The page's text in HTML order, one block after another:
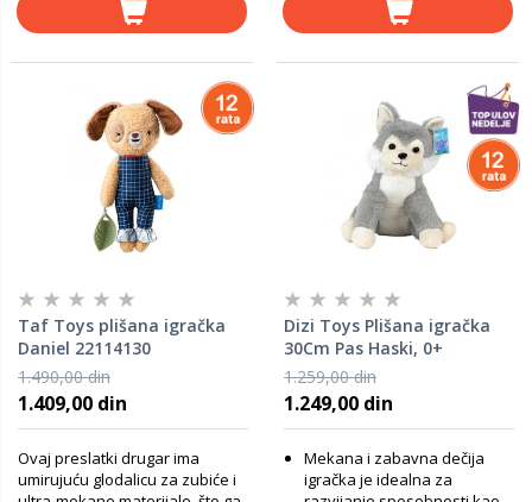
Taf Toys plišana igračka
Daniel 22114130
1.490,00 din
1.409,00 din
Ovaj preslatki drugar ima
umirujuću glodalicu za zubiće i
Dizi Toys Plišana igračka
30Cm Pas Haski, 0+
1.259,00 din
1.249,00 din
Mekana i zabavna dečija
igračka je idealna za